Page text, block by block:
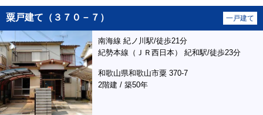
粟戸建て（３７０－７） 一戸建て
南海線 紀ノ川駅/徒歩21分
紀勢本線（ＪＲ西日本） 紀和駅/徒歩23分
和歌山県和歌山市粟 370-7
2階建 / 築50年